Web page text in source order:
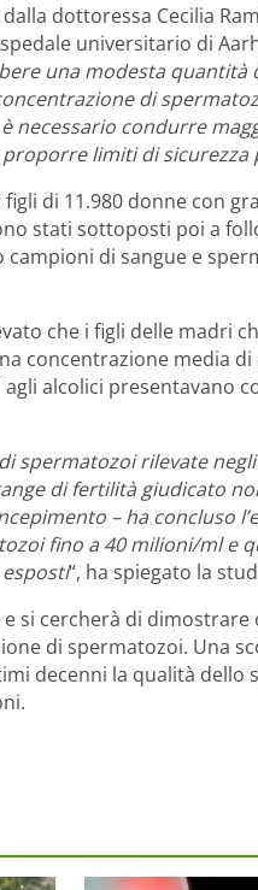
dottoressa Cecilia
universitario di
una modesta
di
necessario condurre
limiti di sicurezza
figli di 11.980 donne con
stati sottoposti poi a
campioni di sangue e
che i figli delle madri
concentrazione media
alcolici presentavano
spermatozoi rilevate
di fertilità giudicato
– ha concluso
fino a 40 milioni/ml e
“, ha spiegato la
si cercherà di
di spermatozoi. Una
decenni la qualità